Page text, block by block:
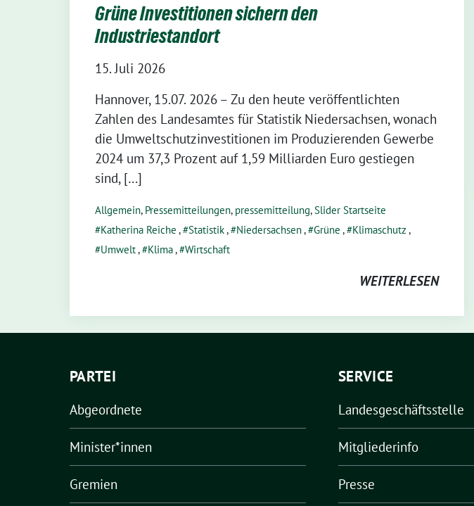
Grüne Investitionen sichern den
Industriestandort
15. Juli 2026
Hannover, 15.07. 2026 – Zu den heute veröffentlichten
Zahlen des Landesamtes für Statistik Niedersachsen, wonach
die Umweltschutzinvestitionen im Produzierenden Gewerbe
2024 um 37,3 Prozent auf 1,59 Milliarden Euro gestiegen
sind, […]
Allgemein, Pressemitteilungen, pressemitteilung,Slider Startseite
Katherina Reiche , Statistik, Niedersachsen, Grüne , Klimaschutz ,
Umwelt, Klima, Wirtschaft
WEITERLESEN
PARTEI
Abgeordnete
Minister*innen
Gremien
SERVICE
Landesgeschäftsstelle
Mitgliederinfo
Presse